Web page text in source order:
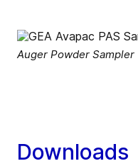
Auger Powder Sampler
Downloads